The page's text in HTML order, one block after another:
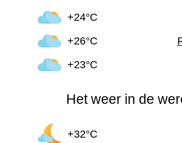
+24°C
+26°C
+23°C
Het weer in de
+32°C